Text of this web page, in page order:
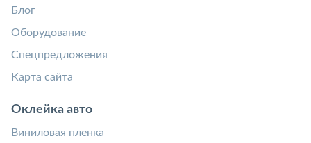
Блог
Оборудование
Спецпредложения
Карта сайта
Оклейка авто
Виниловая пленка